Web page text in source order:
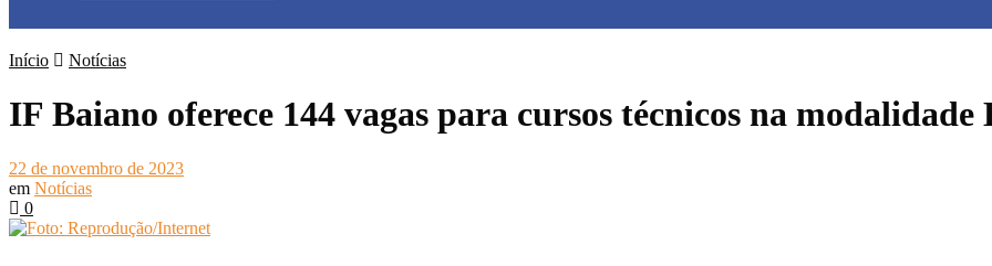
Início Notícias
IF Baiano oferece 144 vagas para cursos técnicos na modalidade
22 de novembro de 2023
em Notícias
0